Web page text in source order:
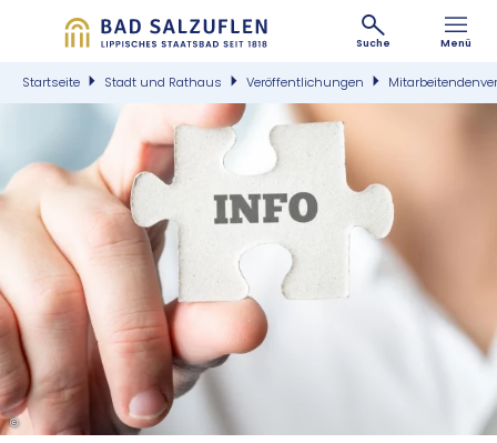
Suche Menü
Startseite Stadt und Rathaus Veröffentlichungen
©